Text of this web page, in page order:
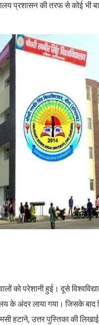
प्रशासन की तरफ से कोई भी
को परेशानी हुई। दूसे
के अंदर लाया गया। जिसके बाद
हटाने, उत्तर पुस्तिका की